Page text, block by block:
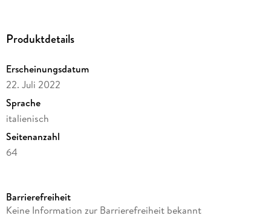
Produktdetails
Erscheinungsdatum
22. Juli 2022
Sprache
italienisch
Seitenanzahl
64
Verlag/Hersteller
Barrierefreiheit
Keine Information zur Barrierefreiheit bekannt